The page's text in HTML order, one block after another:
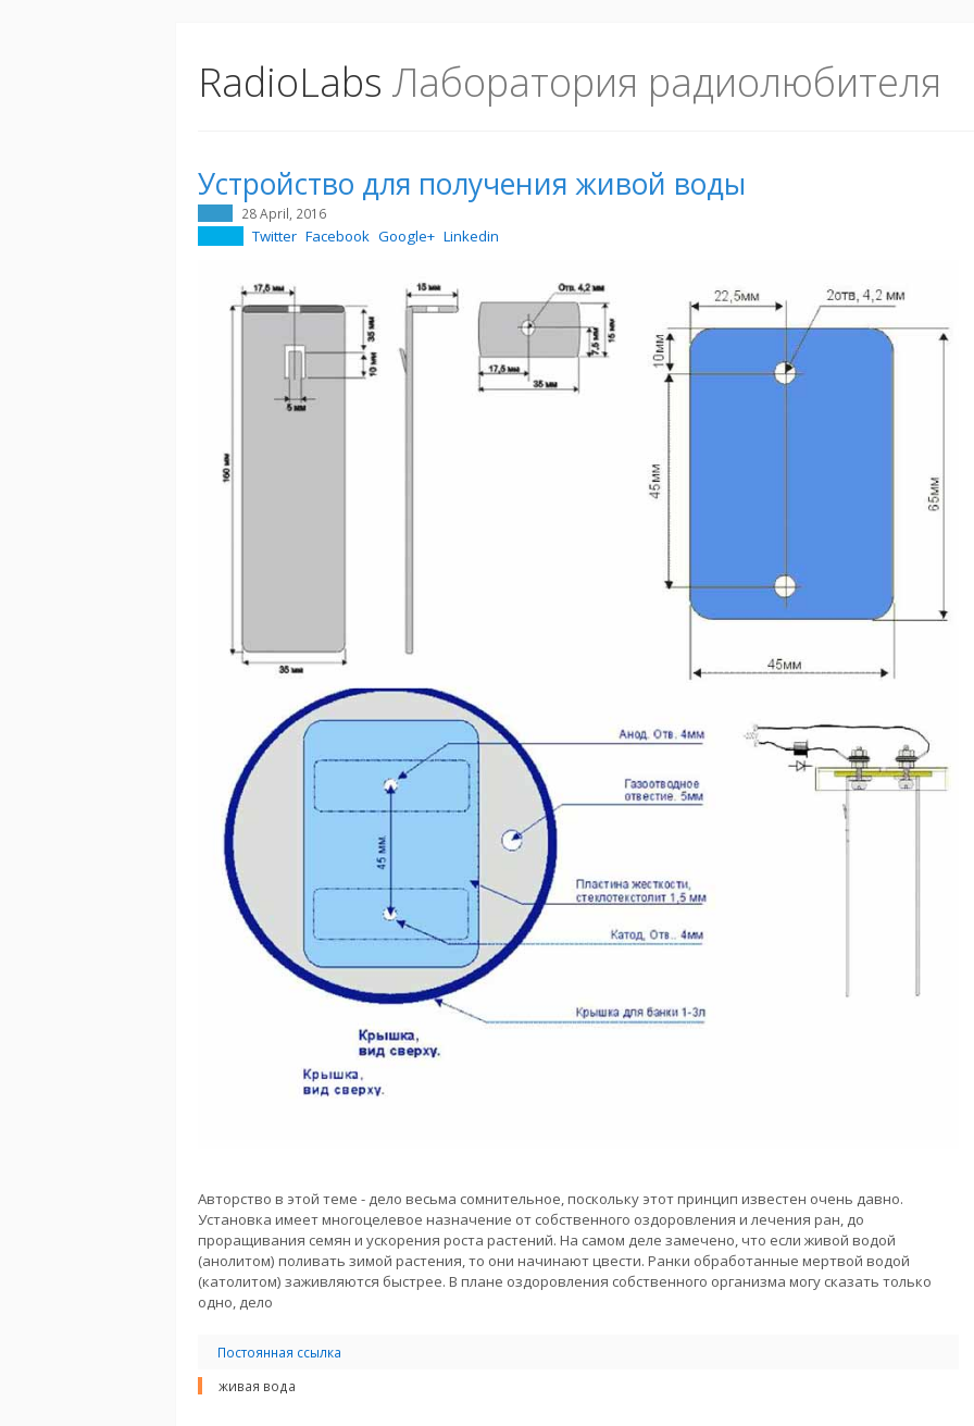
RadioLabs Лаборатория радиолюбителя
Устройство для получения живой воды
28 April, 2016
Twitter Facebook Google+ Linkedin
Авторство в этой теме - дело весьма сомнительное, поскольку этот принцип известен очень давно.
Установка имеет многоцелевое назначение от собственного оздоровления и лечения ран, до
проращивания семян и ускорения роста растений. На самом деле замечено, что если живой водой
(анолитом) поливать зимой растения, то они начинают цвести. Ранки обработанные мертвой водой
(католитом) заживляются быстрее. В плане оздоровления собственного организма могу сказать только
одно, дело
Постоянная ссылка
живая вода